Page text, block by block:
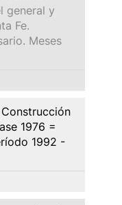
general y
Fe.
Meses
1976 =
1992 -